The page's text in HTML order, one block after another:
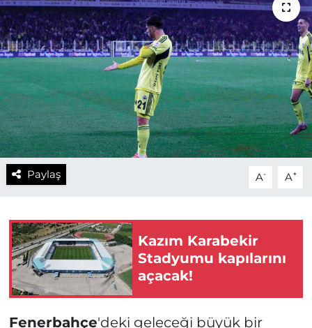
Paylaş A- A+
Kazım Karabekir
Stadyumu kapılarını
açacak!
Fenerbahçe'deki geleceği büyük bir